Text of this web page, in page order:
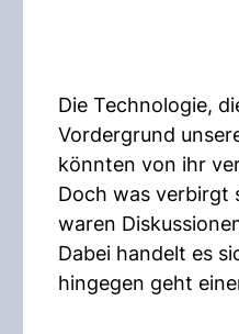
Die Technologie,
Vordergrund
könnten von ihr
Doch was verbirgt
waren
Dabei handelt es
hingegen geht